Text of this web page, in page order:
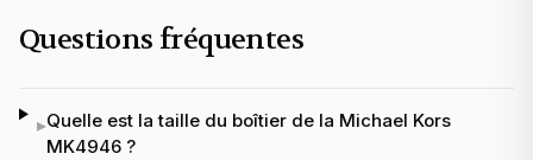
Questions fréquentes
▸Quelle est la taille du boîtier de la Michael Kors
MK4946 ?